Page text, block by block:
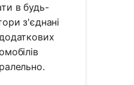
в будь-
з'єднані